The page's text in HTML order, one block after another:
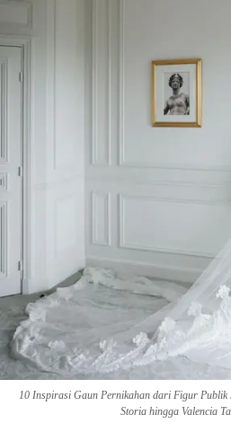
10 Inspirasi Gaun Pernikahan dari Figur Publik
Storia hingga Valencia